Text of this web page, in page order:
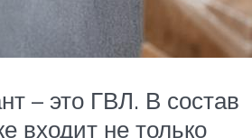
– это ГВЛ. В состав
входит не только